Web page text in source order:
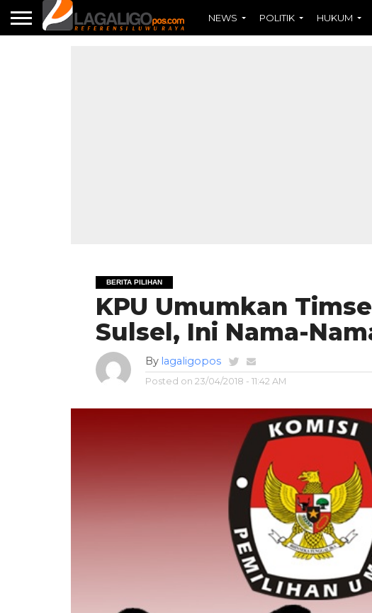
NEWS POLITIK HUKUM
BERITA PILIHAN
KPU Umumkan
Sulsel, Ini Nama-
By lagaligopos
Posted on 23/04/2018 - 11:42 AM